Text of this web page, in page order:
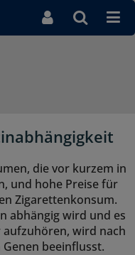
die vor kurzem in
und hohe Preise für
Zigarettenkonsum.
abhängig wird und es
wird nach
beeinflusst.